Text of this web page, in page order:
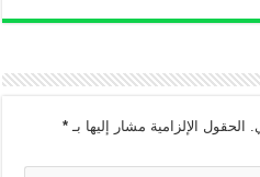
الحقول الإلزامية مشار إليها بـ*